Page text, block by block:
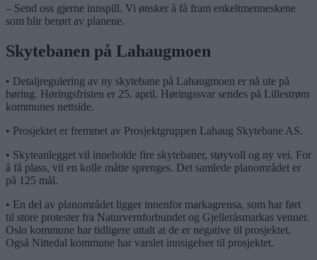
– Send oss gjerne innspill. Vi ønsker å få fram enkeltmenneskene
som blir berørt av planene.
Skytebanen på Lahaugmoen
• Detaljregulering av ny skytebane på Lahaugmoen er nå ute på
høring. Høringsfristen er 25. april. Høringssvar sendes på Lillestrøm
kommunes nettside.
• Prosjektet er fremmet av Prosjektgruppen Lahaug Skytebane AS.
• Skyteanlegget vil inneholde fire skytebaner, støyvoll og ny vei. For
å få plass, vil en kolle måtte sprenges. Det samlede planområdet er
på 125 mål.
• En del av planområdet ligger innenfor markagrensa, som har ført
til store protester fra Naturvernforbundet og Gjelleråsmarkas venner.
Oslo kommune har tidligere uttalt at de er negative til prosjektet.
Også Nittedal kommune har varslet innsigelser til prosjektet.